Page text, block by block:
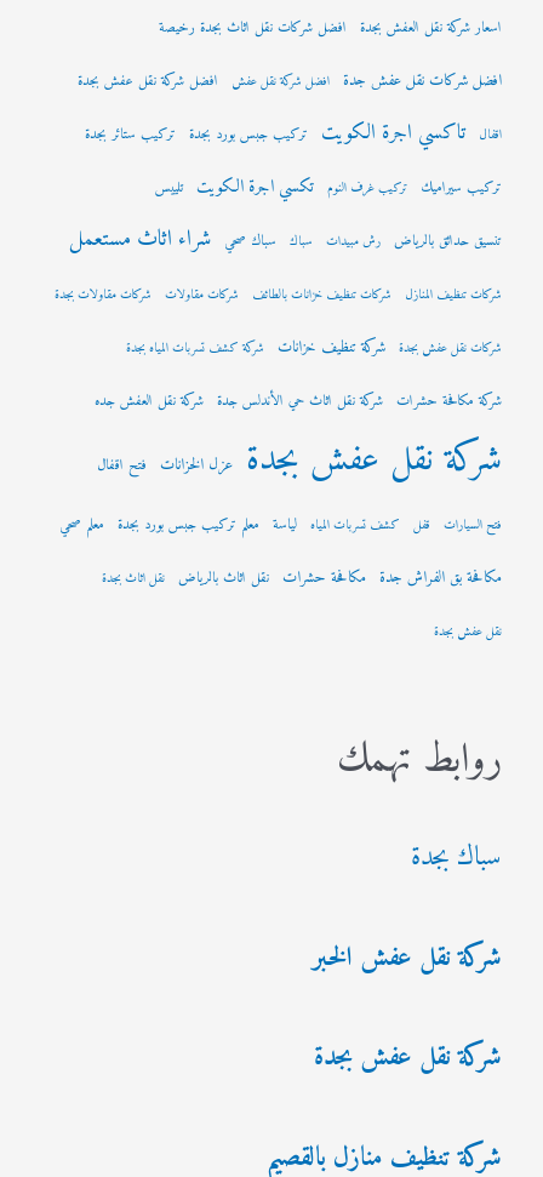
اسعار شركة نقل العفش بجدة افضل شركات نقل اثاث بجدة رخيصة
افضل شركات نقل عفش جدة افضل شركة نقل عفش افضل شركة نقل عفش بجدة
اقفال تاكسي اجرة الكويت تركيب جبس بورد بجدة تركيب ستائر بجدة
تركيب سيراميك تركيب غرف النوم تكسي اجرة الكويت تلييس
تنسيق حدائق بالرياض رش مبيدات سباك سباك صحي شراء اثاث مستعمل
شركات تنظيف المنازل شركات تنظيف خزانات بالطائف شركات مقاولات شركات مقاولات بجدة
شركات نقل عفش بجدة شركة تنظيف خزانات شركة كشف تسربات المياه بجدة
شركة مكافحة حشرات شركة نقل اثاث حي الأندلس جدة شركة نقل العفش جده
شركة نقل عفش بجدة عزل الخزانات فتح اقفال
فتح السيارات قفل كشف تسربات المياه لياسة معلم تركيب جبس بورد بجدة معلم صحي
مكافحة بق الفراش جدة مكافحة حشرات نقل اثاث بالرياض نقل اثاث بجدة
نقل عفش بجدة
روابط تهمك
سباك بجدة
شركة نقل عفش الخبر
شركة نقل عفش بجدة
شركة تنظيف منازل بالقصيم